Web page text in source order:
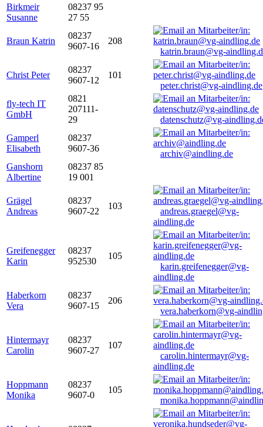
Birkmeir
Susanne
08237 95
27 55
Braun Katrin
08237
9607-16
208
katrin.braun@vg-
Christ Peter
08237
9607-12
101
peter.christ@vg-aindling.de
fly-tech IT
GmbH
0821
207111-
29
datenschutz@vg-
Gamperl
Elisabeth
08237
9607-36
archiv@aindling.de
Ganshorn
Albertine
08237 85
19 001
Grägel
Andreas
08237
9607-22
103
andreas.graegel@vg-
aindling.de
Greifenegger
Karin
08237
952530
105
karin.greifenegger@vg-
aindling.de
Haberkorn
Vera
08237
9607-15
206
vera.haberkorn@vg-
Hintermayr
Carolin
08237
9607-27
107
carolin.hintermayr@vg-
aindling.de
Hoppmann
Monika
08237
9607-0
105